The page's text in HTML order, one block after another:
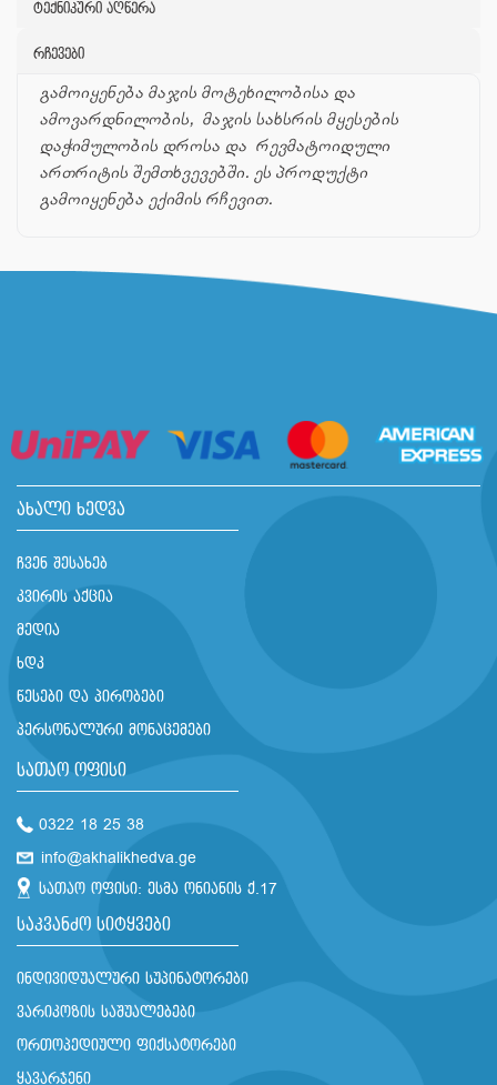
ტექნიკური აღწერა
რჩევები
გამოიყენება მაჯის მოტეხილობისა და
ამოვარდნილობის, მაჯის სახსრის მყესების
დაჭიმულობის დროსა და რევმატოიდული
ართრიტის შემთხვევებში. ეს პროდუქტი
გამოიყენება ექიმის რჩევით.
ახალი ხედვა
ჩვენ შესახებ
კვირის აქცია
მედია
ხდკ
წესები და პირობები
პერსონალური მონაცემები
სათაო ოფისი
0322 18 25 38
info@akhalikhedva.ge
სათაო ოფისი: ესმა ონიანის ქ.17
საკვანძო სიტყვები
ინდივიდუალური სუპინატორები
ვარიკოზის საშუალებები
ორთოპედიული ფიქსატორები
ყავარჯენი